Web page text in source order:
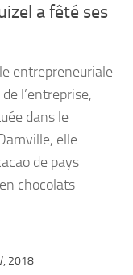
a fêté ses
entrepreneuriale
l’entreprise,
dans le
elle
de pays
chocolats
2018